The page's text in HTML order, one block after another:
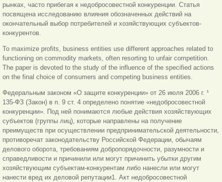
рынках, часто прибегая к недобросовестной конкуренции. Статья
посвящена исследованию влияния обозначенных действий на
окончательный выбор потребителей и хозяйствующих субъектов-
конкурентов.
To maximize profits, business entities use different approaches related to
functioning on commodity markets, often resorting to unfair competition.
The paper is devoted to the study of the influence of the specified actions
on the final choice of consumers and competing business entities.
Федеральным законом «О защите конкуренции» от 26 июля 2006 г. ¹
135-ФЗ (Закон) в п. 9 ст. 4 определено понятие «недобросовестной
конкуренции». Под ней понимаются любые действия хозяйствующих
субъектов (группы лиц), которые направлены на получение
преимуществ при осуществлении предпринимательской деятельности,
противоречат законодательству Российской Федерации, обычаям
делового оборота, требованиям добропорядочности, разумности и
справедливости и причинили или могут причинить убытки другим
хозяйствующим субъектам-конкурентам либо нанесли или могут
нанести вред их деловой репутации1. Акт недобросовестной